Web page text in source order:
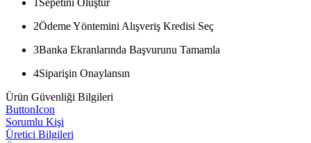
Sepetini Oluştur
2Ödeme Yöntemini Alışveriş Kredisi Seç
3Banka Ekranlarında Başvurunu Tamamla
4Siparişin Onaylansın
Ürün Güvenliği Bilgileri
ButtonIcon
Sorumlu Kişi
Üretici Bilgileri